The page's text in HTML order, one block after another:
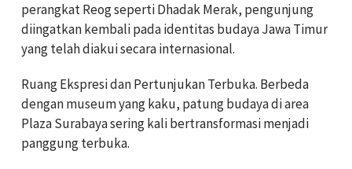
perangkat Reog seperti Dhadak Merak, pengunjung
diingatkan kembali pada identitas budaya Jawa Timur
yang telah diakui secara internasional.
Ruang Ekspresi dan Pertunjukan Terbuka. Berbeda
dengan museum yang kaku, patung budaya di area
Plaza Surabaya sering kali bertransformasi menjadi
panggung terbuka.